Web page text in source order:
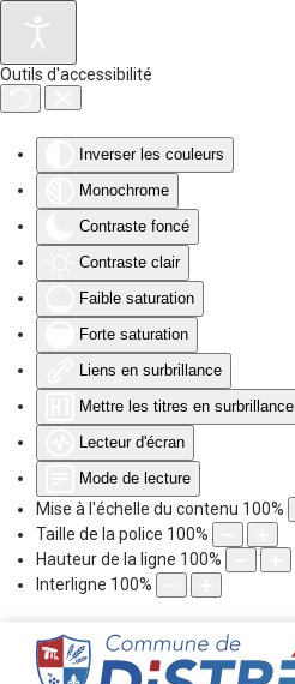
Outils d'accessibilité
Inverser les couleurs
Monochrome
Contraste foncé
Contraste clair
Faible saturation
Forte saturation
Liens en surbrillance
Mettre les titres en surbrillance
Lecteur d'écran
Mode de lecture
Mise à l'échelle du contenu 100%
Taille de la police 100%
Hauteur de la ligne 100%
Interligne 100%
Accéder au contenu principal